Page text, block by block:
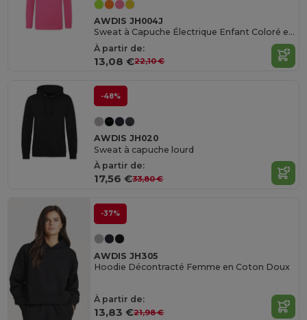
AWDIS JH004J
Sweat à Capuche Électrique Enfant Coloré et Confortable
À partir de:
13,08 €22,10 €
-48%
AWDIS JH020
Sweat à capuche lourd
À partir de:
17,56 €33,80 €
-37%
AWDIS JH305
Hoodie Décontracté Femme en Coton Doux
À partir de:
13,83 €21,98 €